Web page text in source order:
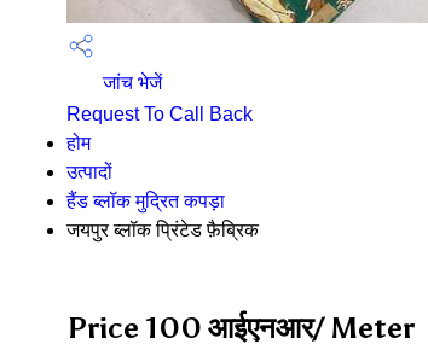
जांच भेजें
Request To Call Back
होम
उत्पादों
हैंड ब्लॉक मुद्रित कपड़ा
जयपुर ब्लॉक प्रिंटेड फ़ैब्रिक
Price 100 आईएनआर/ Meter